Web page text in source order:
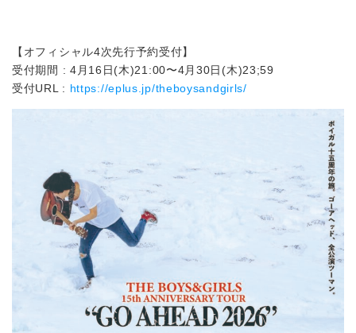
【オフィシャル4次先行予約受付】
受付期間 : 4月16日(木)21:00〜4月30日(木)23;59
受付URL : https://eplus.jp/theboysandgirls/